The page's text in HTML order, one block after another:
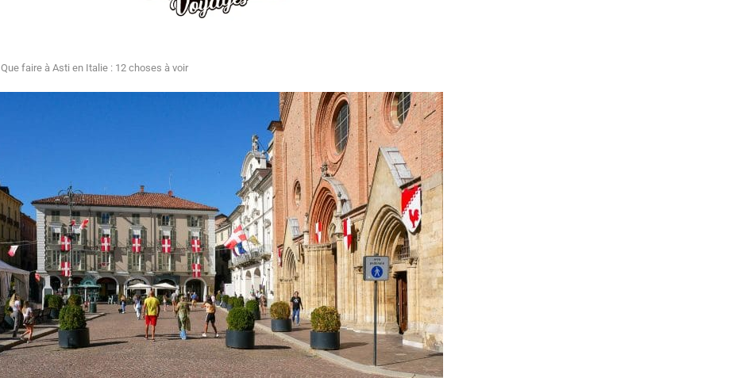
Que faire à Asti en Italie : 12 choses à voir